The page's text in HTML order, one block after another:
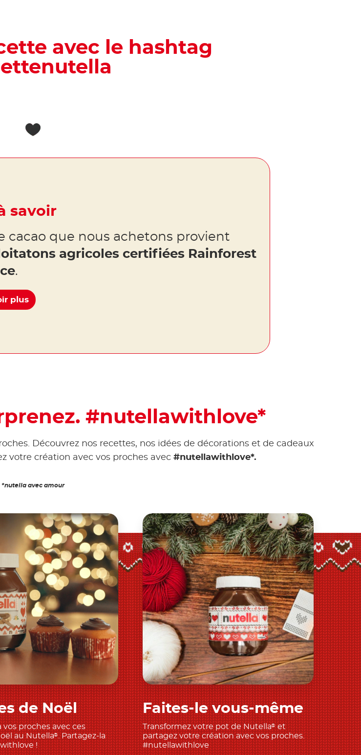
avec le hashtag
savoir
cacao que nous achetons provient
agricoles certifiées Rainforest
.
plus
#nutellawithlove*
Découvrez nos recettes, nos idées de décorations et de cadeaux
votre création avec vos proches avec #nutellawithlove*.
*nutella avec amour
Découvrir
de Noël
vos proches avec ces
au Nutella®. Partagez-la
!
Découvrir
Faites-le vous-même
Transformez votre pot de Nutella®et
partagez votre création avec vos proches.
#nutellawithlove